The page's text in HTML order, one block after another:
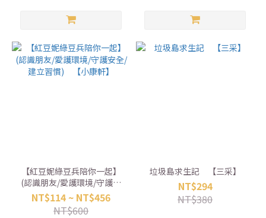
【紅豆妮綠豆兵陪你一起】
(認識朋友/愛護環境/守護安
全/建立習慣) 【小康軒】
NT$114 ~ NT$456
NT$600
垃圾島求生記 【三采】
NT$294
NT$380